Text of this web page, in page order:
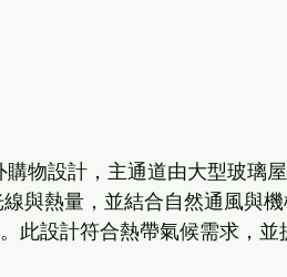
購物設計，主通道由大型玻璃
與熱量，並結合自然通風與
此設計符合熱帶氣候需求，